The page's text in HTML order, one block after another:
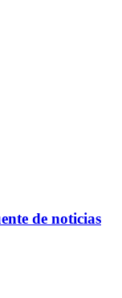
de noticias